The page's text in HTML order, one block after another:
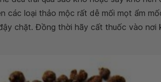
các loại thảo mộc rất dễ mối mọt ẩm
chặt. Đồng thời hãy cất thuốc vào nơi